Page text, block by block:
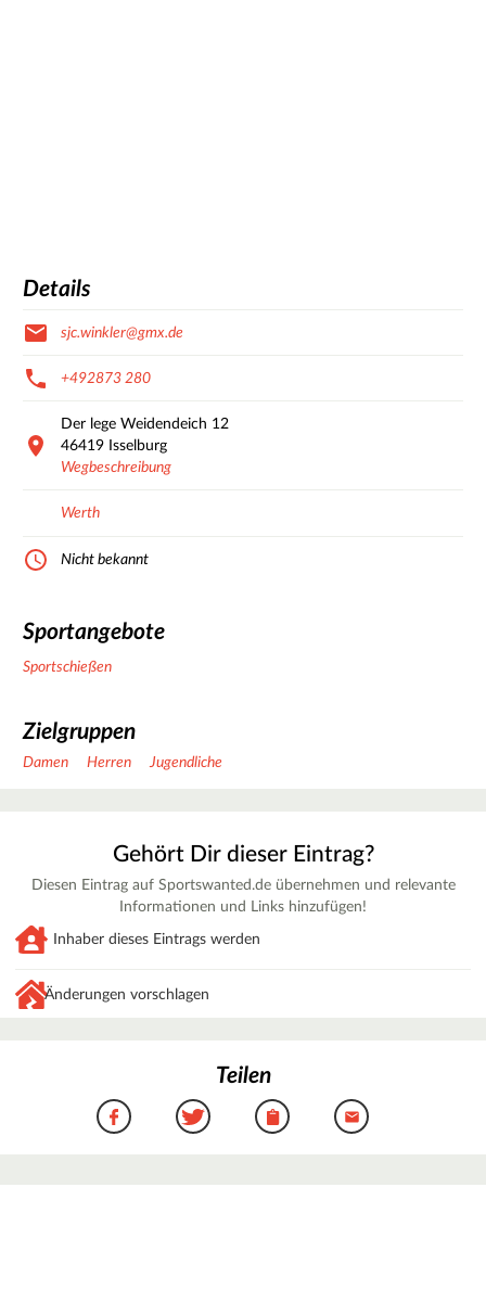
Details
sjc.winkler@gmx.de
+492873 280
Der lege Weidendeich 12
46419 Isselburg
Wegbeschreibung
Werth
Nicht bekannt
Sportangebote
Sportschießen
Zielgruppen
Damen Herren Jugendliche
Gehört Dir dieser Eintrag?
Diesen Eintrag auf Sportswanted.de übernehmen und relevante
Informationen und Links hinzufügen!
Inhaber dieses Eintrags werden
Änderungen vorschlagen
Teilen